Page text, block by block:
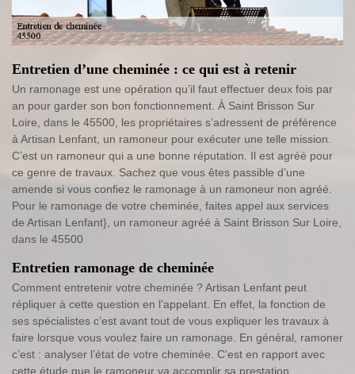
Entretien d’une cheminée : ce qui est à retenir
Un ramonage est une opération qu’il faut effectuer deux fois par
an pour garder son bon fonctionnement. À Saint Brisson Sur
Loire, dans le 45500, les propriétaires s’adressent de préférence
à Artisan Lenfant, un ramoneur pour exécuter une telle mission.
C’est un ramoneur qui a une bonne réputation. Il est agréé pour
ce genre de travaux. Sachez que vous êtes passible d’une
amende si vous confiez le ramonage à un ramoneur non agréé.
Pour le ramonage de votre cheminée, faites appel aux services
de Artisan Lenfant}, un ramoneur agréé à Saint Brisson Sur Loire,
dans le 45500
Entretien ramonage de cheminée
Comment entretenir votre cheminée ? Artisan Lenfant peut
répliquer à cette question en l’appelant. En effet, la fonction de
ses spécialistes c’est avant tout de vous expliquer les travaux à
faire lorsque vous voulez faire un ramonage. En général, ramoner
c’est : analyser l’état de votre cheminée. C’est en rapport avec
cette étude que le ramoneur va accomplir sa prestation.